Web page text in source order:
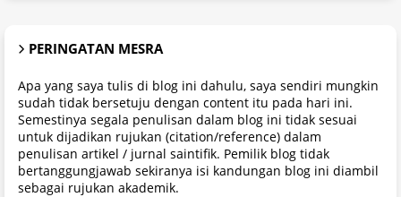
PERINGATAN MESRA
Apa yang saya tulis di blog ini dahulu, saya sendiri mungkin
sudah tidak bersetuju dengan content itu pada hari ini.
Semestinya segala penulisan dalam blog ini tidak sesuai
untuk dijadikan rujukan (citation/reference) dalam
penulisan artikel / jurnal saintifik. Pemilik blog tidak
bertanggungjawab sekiranya isi kandungan blog ini diambil
sebagai rujukan akademik.